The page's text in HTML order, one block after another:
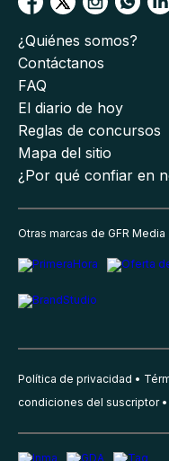
¿Quiénes somos?
Contáctanos
FAQ
El diario de hoy
Reglas de concursos
Mapa del sitio
¿Por qué confiar en
Otras marcas de GFR Media
Política de privacidad
condiciones del suscriptor